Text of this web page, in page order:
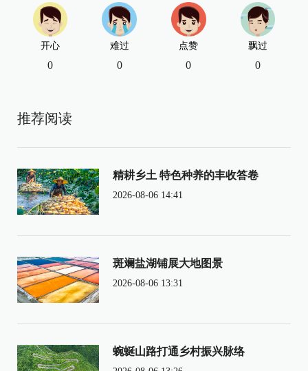
开心
0
难过
0
点赞
0
飘过
0
推荐阅读
精耕乡土 特色种养的丰收答卷
2026-08-06 14:41
斑斓盐湖铺展大地图景
2026-08-06 13:31
蜿蜒山路打通乡村振兴脉络